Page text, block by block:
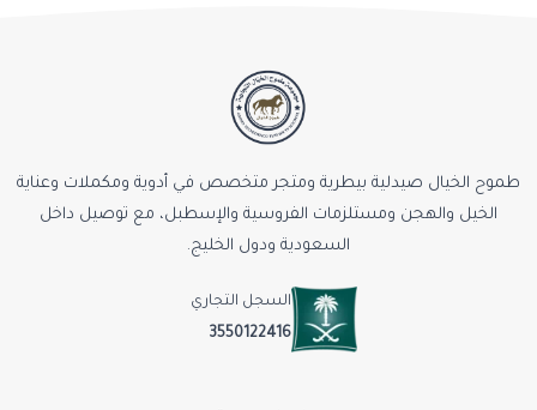
طموح الخيال صيدلية بيطرية ومتجر متخصص في أدوية ومكملات وعناية
الخيل والهجن ومستلزمات الفروسية والإسطبل، مع توصيل داخل
السعودية ودول الخليج.
السجل التجاري
3550122416